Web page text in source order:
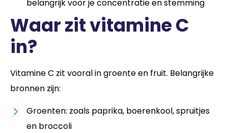
belangrijk voor je concentratie en stemming
Waar zit vitamine C
in?
Vitamine C zit vooral in groente en fruit. Belangrijke
bronnen zijn:
Groenten: zoals paprika, boerenkool, spruitjes
en broccoli